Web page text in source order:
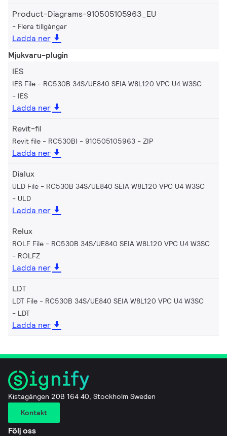
Product-Diagrams-910505105963_EU
Flera tillgångar
Ladda ner
Mjukvaru-plugin
IES
IES File - RC530B 34S/UE840 SEIA W8L120 VPC U4 W3SC
IES
Ladda ner
Revit-fil
Revit file - RC530BI - 910505105963 ZIP
Ladda ner
Dialux
ULD File - RC530B 34S/UE840 SEIA W8L120 VPC U4 W3SC
ULD
Ladda ner
Relux
ROLF File - RC530B 34S/UE840 SEIA W8L120 VPC U4 W3SC
ROLFZ
Ladda ner
LDT
LDT File - RC530B 34S/UE840 SEIA W8L120 VPC U4 W3SC
LDT
Ladda ner
Kistagången 20B 164 40, Stockholm Sweden
Kontakt
Följ oss